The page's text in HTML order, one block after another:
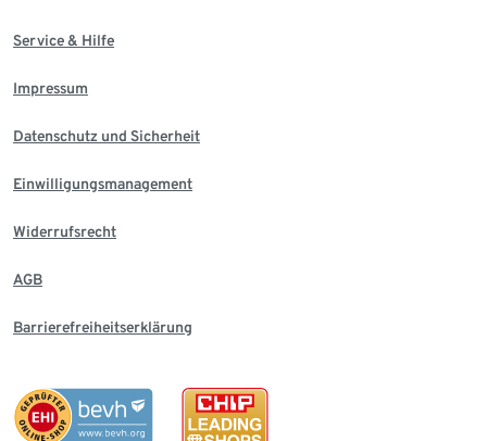
Service & Hilfe
Impressum
Datenschutz und Sicherheit
Einwilligungsmanagement
Widerrufsrecht
AGB
Barrierefreiheitserklärung